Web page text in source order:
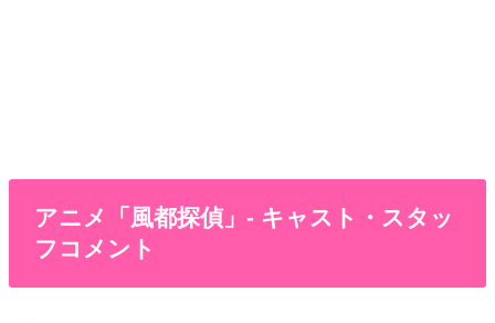
アニメ「風都探偵」- キャスト・スタッ
フコメント